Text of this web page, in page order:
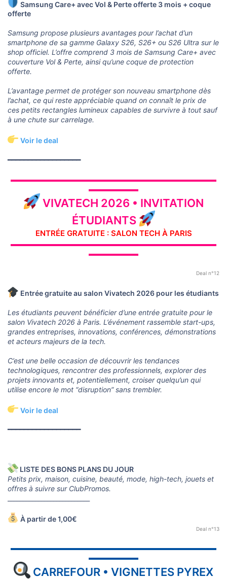
Samsung Care+ avec Vol & Perte offerte 3 mois + coque
offerte
Samsung propose plusieurs avantages pour l’achat d’un
smartphone de sa gamme Galaxy S26, S26+ ou S26 Ultra sur le
shop officiel. L’offre comprend 3 mois de Samsung Care+ avec
couverture Vol & Perte, ainsi qu’une coque de protection
offerte.
L’avantage permet de protéger son nouveau smartphone dès
l’achat, ce qui reste appréciable quand on connaît le prix de
ces petits rectangles lumineux capables de survivre à tout sauf
à une chute sur carrelage.
Voir le deal
━━━━━━━━━━━━━━━━━━
▬▬▬▬▬▬▬▬▬▬▬▬▬▬▬▬▬▬▬▬▬▬▬▬▬▬▬▬▬
▬▬▬▬▬▬▬
VIVATECH 2026 • INVITATION
ÉTUDIANTS
ENTRÉE GRATUITE : SALON TECH À PARIS
▬▬▬▬▬▬▬▬▬▬▬▬▬▬▬▬▬▬▬▬▬▬▬▬▬▬▬▬▬
▬▬▬▬▬▬▬
Deal n°12
Entrée gratuite au salon Vivatech 2026 pour les étudiants
Les étudiants peuvent bénéficier d’une entrée gratuite pour le
salon Vivatech 2026 à Paris. L’événement rassemble start-ups,
grandes entreprises, innovations, conférences, démonstrations
et acteurs majeurs de la tech.
C’est une belle occasion de découvrir les tendances
technologiques, rencontrer des professionnels, explorer des
projets innovants et, potentiellement, croiser quelqu’un qui
utilise encore le mot “disruption” sans trembler.
Voir le deal
━━━━━━━━━━━━━━━━━━
LISTE DES BONS PLANS DU JOUR
Petits prix, maison, cuisine, beauté, mode, high-tech, jouets et
offres à suivre sur ClubPromos.
À partir de 1,00€
Deal n°13
▬▬▬▬▬▬▬▬▬▬▬▬▬▬▬▬▬▬▬▬▬▬▬▬▬▬▬▬▬
▬▬▬▬▬▬▬
CARREFOUR • VIGNETTES PYREX